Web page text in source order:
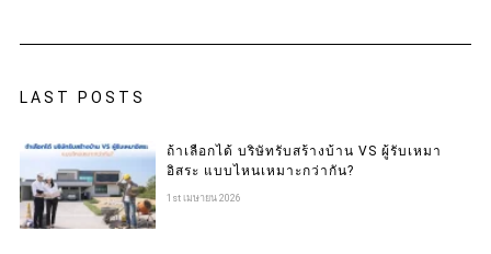
LAST POSTS
ถ้าเลือกได้ บริษัทรับสร้างบ้าน VS ผู้รับเหมา
อิสระ แบบไหนเหมาะกว่ากัน?
1st เมษายน 2026